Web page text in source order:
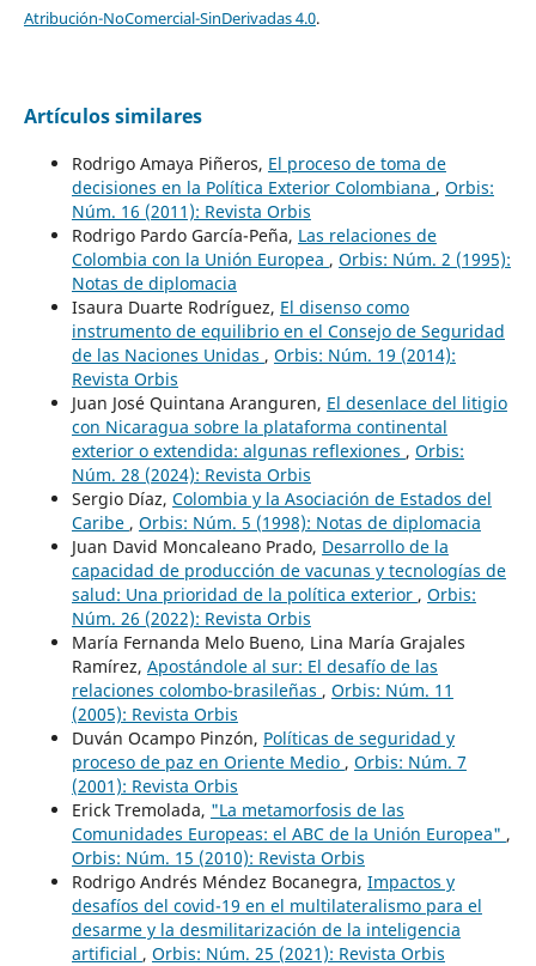
Atribución-NoComercial-SinDerivadas 4.0.
Artículos similares
Rodrigo Amaya Piñeros, El proceso de toma de
decisiones en la Política Exterior Colombiana , Orbis:
Núm. 16 (2011): Revista Orbis
Rodrigo Pardo García-Peña, Las relaciones de
Colombia con la Unión Europea , Orbis: Núm. 2 (1995):
Notas de diplomacia
Isaura Duarte Rodríguez, El disenso como
instrumento de equilibrio en el Consejo de Seguridad
de las Naciones Unidas , Orbis: Núm. 19 (2014):
Revista Orbis
Juan José Quintana Aranguren, El desenlace del litigio
con Nicaragua sobre la plataforma continental
exterior o extendida: algunas reflexiones , Orbis:
Núm. 28 (2024): Revista Orbis
Sergio Díaz, Colombia y la Asociación de Estados del
Caribe , Orbis: Núm. 5 (1998): Notas de diplomacia
Juan David Moncaleano Prado, Desarrollo de la
capacidad de producción de vacunas y tecnologías de
salud: Una prioridad de la política exterior , Orbis:
Núm. 26 (2022): Revista Orbis
María Fernanda Melo Bueno, Lina María Grajales
Ramírez, Apostándole al sur: El desafío de las
relaciones colombo-brasileñas , Orbis: Núm. 11
(2005): Revista Orbis
Duván Ocampo Pinzón, Políticas de seguridad y
proceso de paz en Oriente Medio , Orbis: Núm. 7
(2001): Revista Orbis
Erick Tremolada, "La metamorfosis de las
Comunidades Europeas: el ABC de la Unión Europea" ,
Orbis: Núm. 15 (2010): Revista Orbis
Rodrigo Andrés Méndez Bocanegra, Impactos y
desafíos del covid-19 en el multilateralismo para el
desarme y la desmilitarización de la inteligencia
artificial , Orbis: Núm. 25 (2021): Revista Orbis